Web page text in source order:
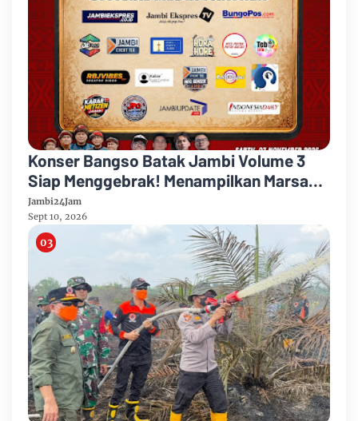
Konser Bangso Batak Jambi Volume 3
Siap Menggebrak! Menampilkan Marsada
Band dan Siantar Rap Foundation
Jambi24Jam
Sept 10, 2026